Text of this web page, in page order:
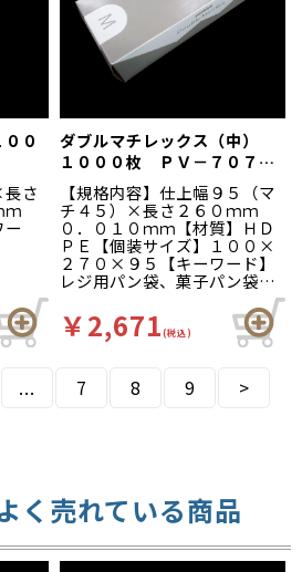
０
さ
ｍ
ー
ダブルマチレックス（中）
１０００枚 ＰＶ－７０７－
Ｍ
【規格内容】仕上幅９５（マ
チ４５）×長さ２６０ｍｍ
０．０１０ｍｍ【材質】ＨＤ
ＰＥ【個装サイズ】１００×
２７０×９５【キーワード】
レジ用パン袋、菓子パン袋、
惣菜パン袋【商品特徴】レジ
用パン袋の革命！ダブルのマ
チで簡単に口が開きます。ス
リムなパッケージなのでレジ
※こちらの商品は在庫が無く
￥2,671(税込)
... 7 8 9 >
く売れている商品